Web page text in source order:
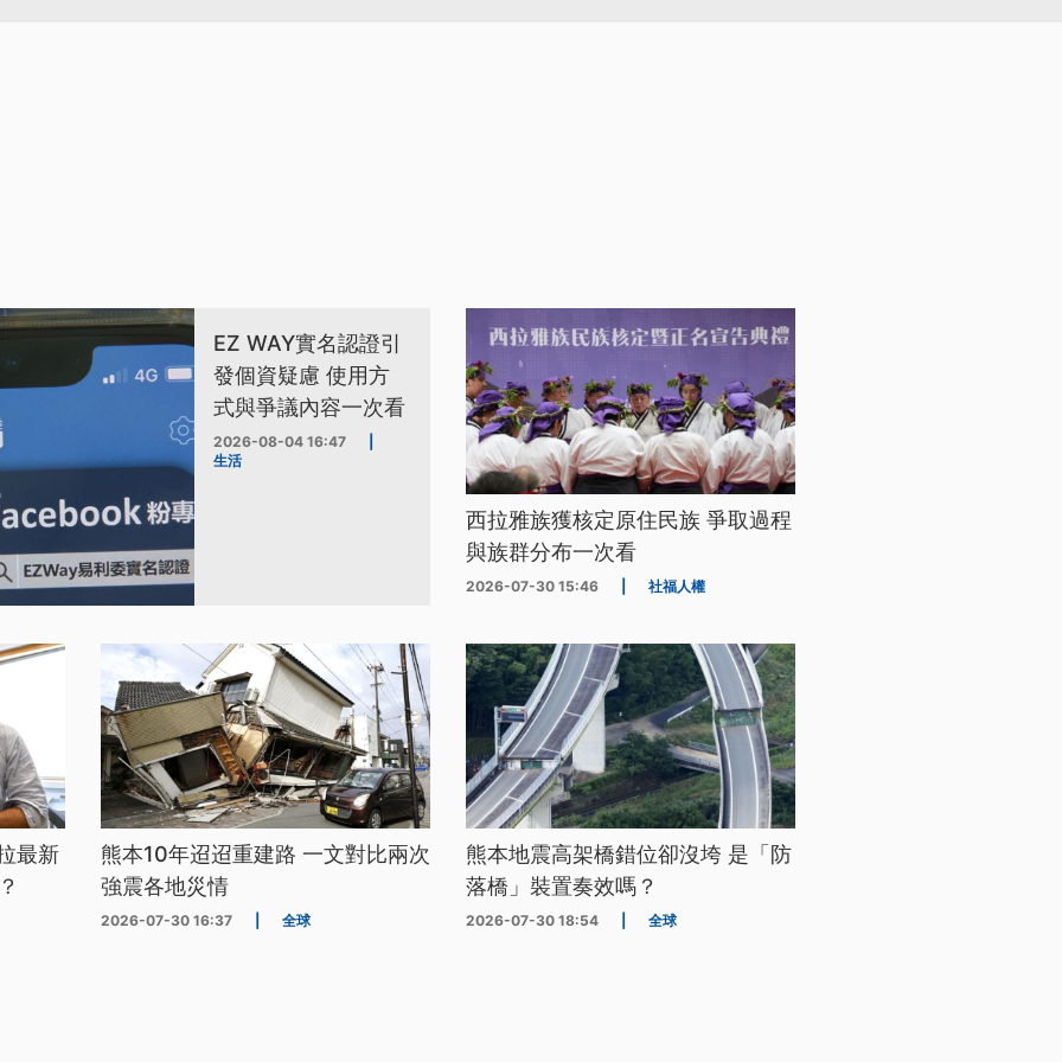
EZ WAY實名認證引
發個資疑慮 使用方
式與爭議內容一次看
2026-08-04 16:47
生活
西拉雅族獲核定原住民族 爭取過程
與族群分布一次看
2026-07-30 15:46 社福人權
最新
熊本10年迢迢重建路 一文對比兩次
強震各地災情
2026-07-30 16:37 全球
熊本地震高架橋錯位卻沒垮 是「防
落橋」裝置奏效嗎？
2026-07-30 18:54 全球